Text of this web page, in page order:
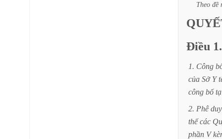
Theo đề
Điều 1.
1. Công
của Sở Y
công bố
2. Phê
thế các
phần V